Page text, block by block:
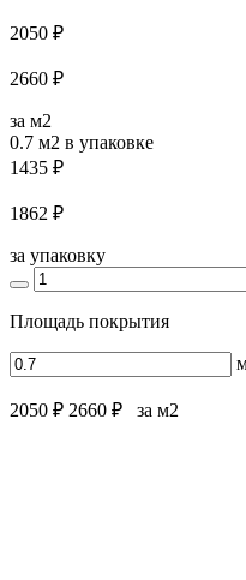
2050 ₽
2660 ₽
за м2
0.7 м2 в упаковке
1435 ₽
1862 ₽
за упаковку
Площадь покрытия
2050 ₽ 2660 ₽ за м2